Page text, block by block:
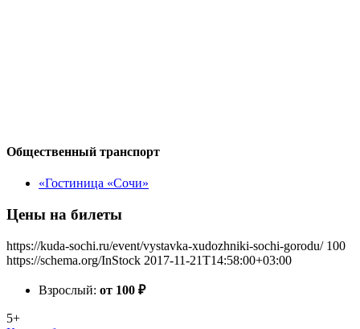
Общественный транспорт
«Гостиница «Сочи»
Цены на билеты
https://kuda-sochi.ru/event/vystavka-xudozhniki-sochi-gorodu/ 100
https://schema.org/InStock 2017-11-21T14:58:00+03:00
Взрослый: от 100 ₽
5+